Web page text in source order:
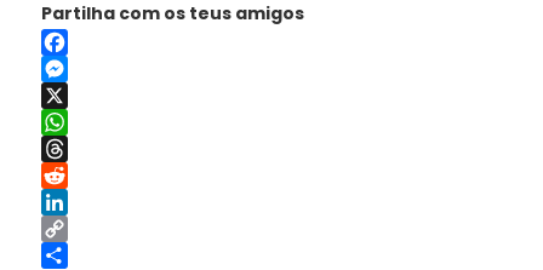
Partilha com os teus amigos
Facebook
Messenger
X
WhatsApp
Threads
Reddit
LinkedIn
Copy